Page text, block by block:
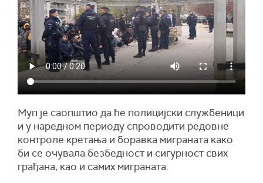
Муп је саопштио да ће полицијски службеници
и у наредном периоду спроводити редовне
контроле кретања и боравка миграната како
би се очувала безбедност и сигурност свих
грађана, као и самих миграната.